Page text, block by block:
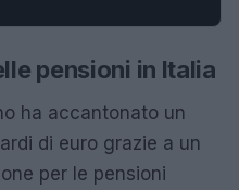
pensioni in Italia
ha accantonato un
di euro grazie a un
per le pensioni